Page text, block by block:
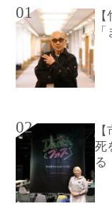
01
02
死
る